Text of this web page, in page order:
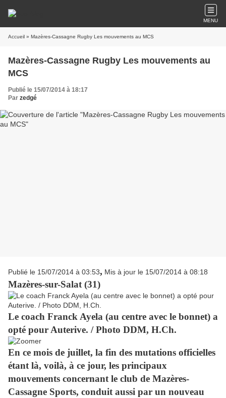
MENU
Accueil » Mazères-Cassagne Rugby Les mouvements au MCS
Mazères-Cassagne Rugby Les mouvements au
MCS
Publié le 15/07/2014 à 18:17
Par zedgé
Publié le 15/07/2014 à 03:53, Mis à jour le 15/07/2014 à 08:18
Mazères-sur-Salat (31)
Le coach Franck Ayela (au centre avec le bonnet) a
opté pour Auterive. / Photo DDM, H.Ch.
En ce mois de juillet, la fin des mutations officielles
étant là, voilà, à ce jour, les principaux
mouvements concernant le club de Mazères-
Cassagne Sports, conduit aussi par un nouveau